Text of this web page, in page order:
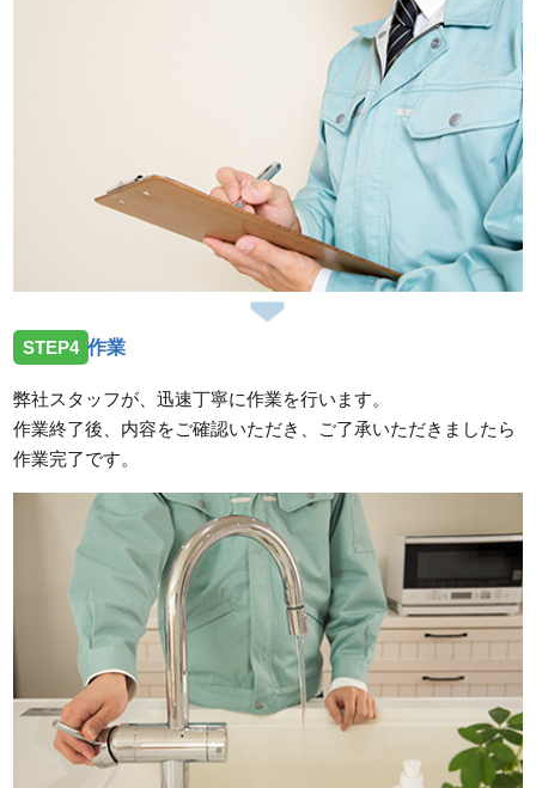
STEP4 作業
弊社スタッフが、迅速丁寧に作業を行います。
作業終了後、内容をご確認いただき、ご了承いただきましたら
作業完了です。